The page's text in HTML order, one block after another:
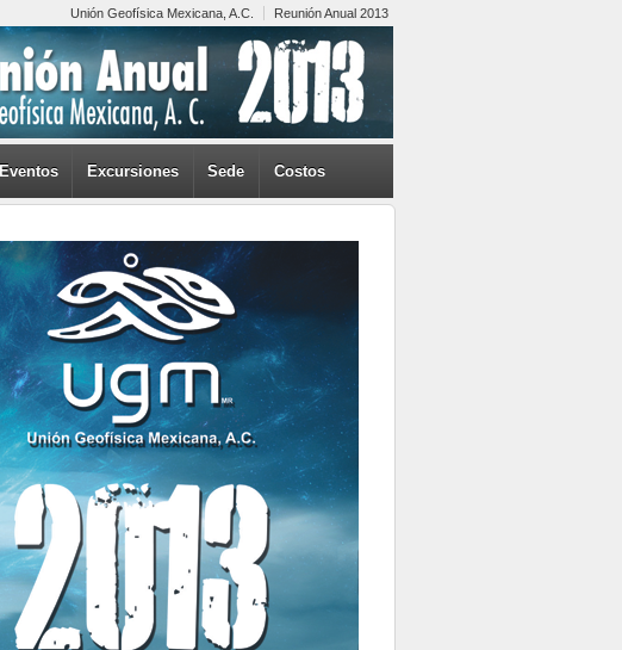
Unión Geofísica Mexicana, A.C. Reunión Anual 2013
Eventos Excursiones Sede Costos